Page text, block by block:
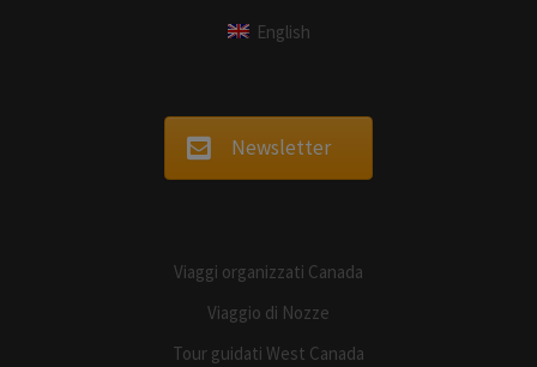
English
Newsletter
Viaggi organizzati Canada
Viaggio di Nozze
Tour guidati West Canada